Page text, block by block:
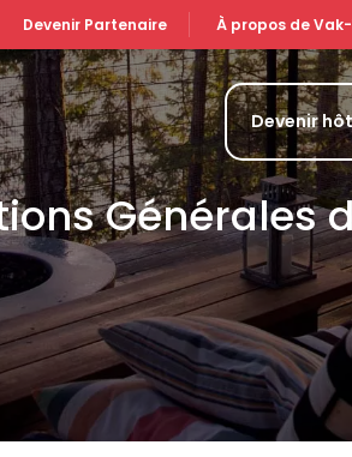
Devenir Partenaire À propos de
Devenir
Générales